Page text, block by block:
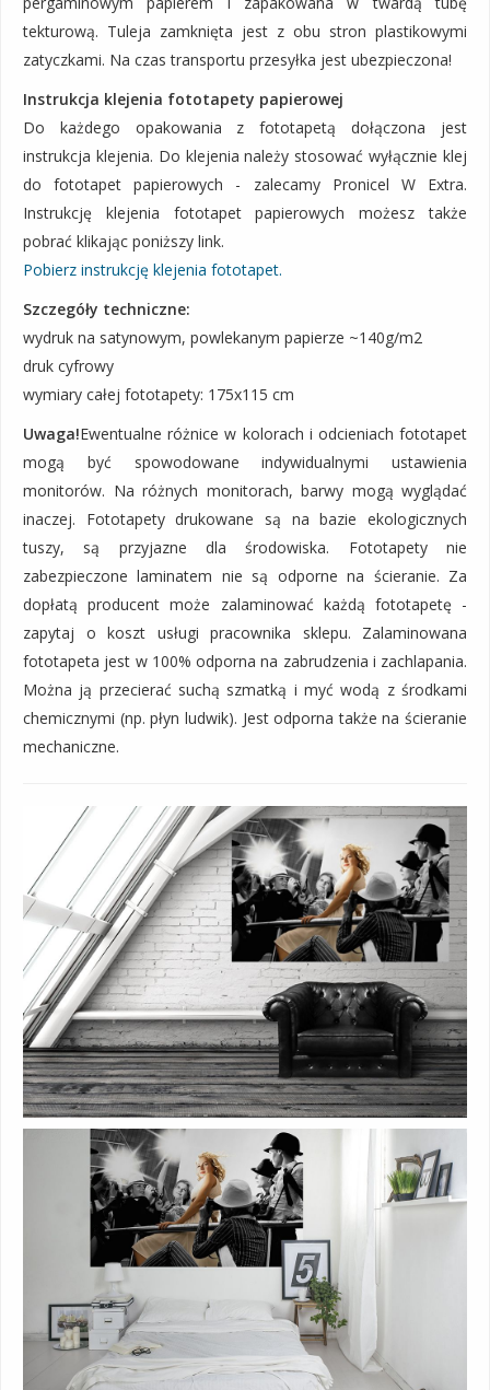
tekturową. Tuleja zamknięta jest z obu stron plastikowymi
zatyczkami. Na czas transportu przesyłka jest ubezpieczona!
Instrukcja klejenia fototapety papierowej
Do każdego opakowania z fototapetą dołączona jest
instrukcja klejenia. Do klejenia należy stosować wyłącznie klej
do fototapet papierowych - zalecamy Pronicel W Extra.
Instrukcję klejenia fototapet papierowych możesz także
pobrać klikając poniższy link.
Pobierz instrukcję klejenia fototapet.
Szczegóły techniczne:
wydruk na satynowym, powlekanym papierze ~140g/m2
druk cyfrowy
wymiary całej fototapety: 175x115 cm
Uwaga!Ewentualne różnice w kolorach i odcieniach fototapet
mogą być spowodowane indywidualnymi ustawienia
monitorów. Na różnych monitorach, barwy mogą wyglądać
inaczej. Fototapety drukowane są na bazie ekologicznych
tuszy, są przyjazne dla środowiska. Fototapety nie
zabezpieczone laminatem nie są odporne na ścieranie. Za
dopłatą producent może zalaminować każdą fototapetę -
zapytaj o koszt usługi pracownika sklepu. Zalaminowana
fototapeta jest w 100% odporna na zabrudzenia i zachlapania.
Można ją przecierać suchą szmatką i myć wodą z środkami
chemicznymi (np. płyn ludwik). Jest odporna także na ścieranie
mechaniczne.